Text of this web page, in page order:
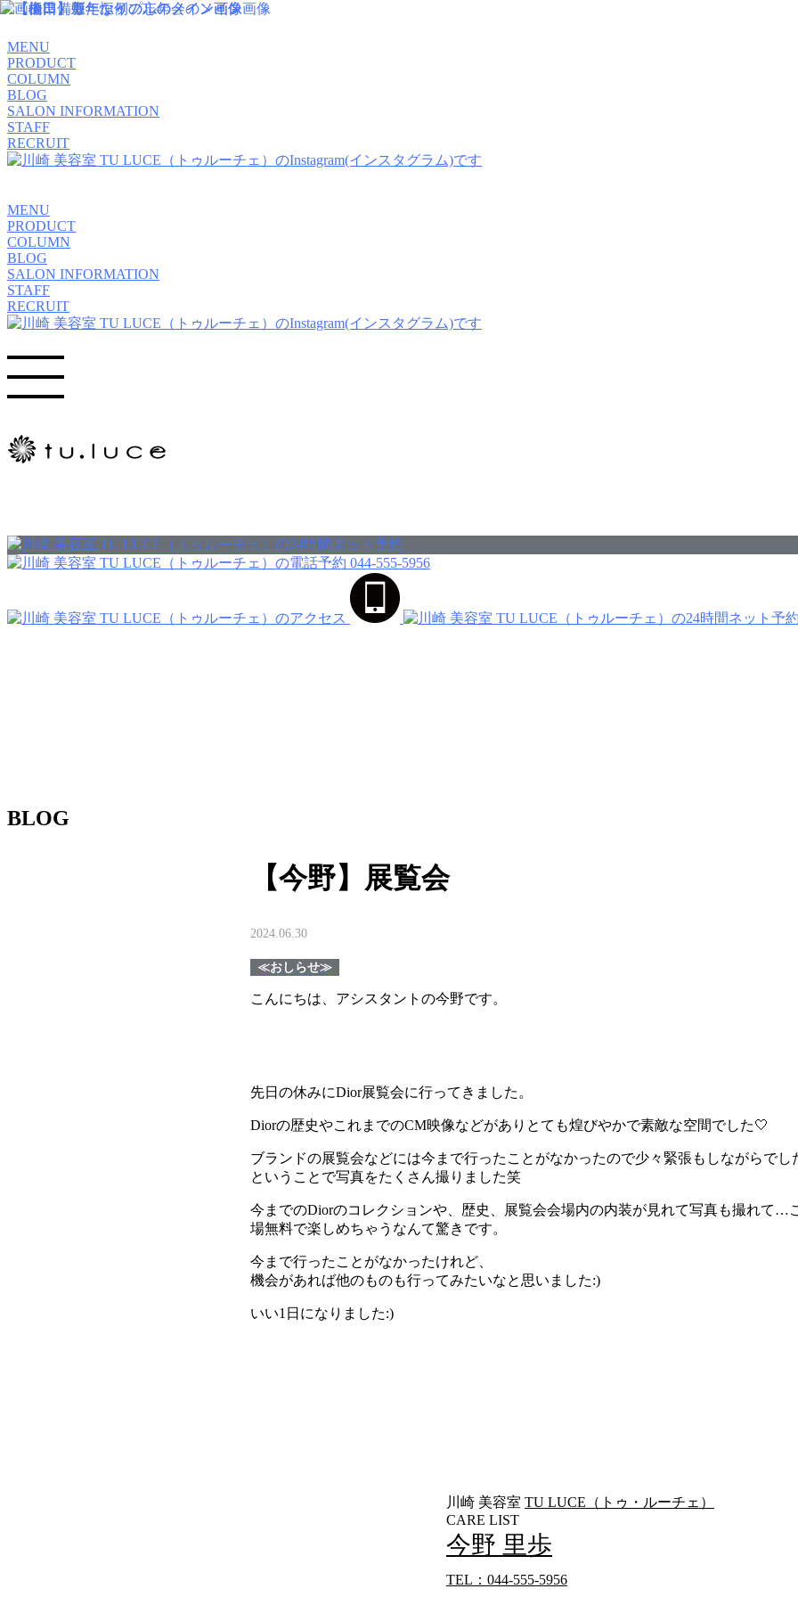
MENU
PRODUCT
COLUMN
BLOG
SALON INFORMATION
STAFF
RECRUIT
MENU
PRODUCT
COLUMN
BLOG
SALON INFORMATION
STAFF
RECRUIT
044-555-5956
BLOG
【今野】展覧会
2024.06.30
≪おしらせ≫
こんにちは、アシスタントの今野です。
先日の休みにDior展覧会に行ってきました。
Diorの歴史やこれまでのCM映像などがありとても煌びやかで素敵な空間でした🤍
ブランドの展覧会などには今まで行ったことがなかったので少々緊張もしながらでし
ということで写真をたくさん撮りました笑
今までのDiorのコレクションや、歴史、展覧会会場内の内装が見れて写真も撮れて…
場無料で楽しめちゃうなんて驚きです。
今まで行ったことがなかったけれど、
機会があれば他のものも行ってみたいなと思いました:)
いい1日になりました:)
川崎 美容室 TU LUCE（トゥ・ルーチェ）
CARE LIST
今野 里歩
TEL：044-555-5956